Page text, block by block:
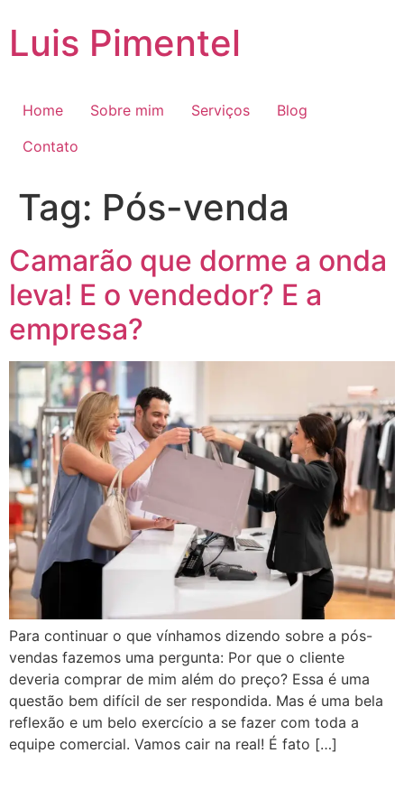
paraLuis Pimentel
Home Sobre mim Serviços
Blog
Contato
Tag: Pós-venda
Camarão que dorme a onda
leva! E o vendedor? E a
empresa?
Para continuar o que vínhamos dizendo sobre a pós-
vendas fazemos uma pergunta: Por que o cliente
deveria comprar de mim além do preço? Essa é uma
questão bem difícil de ser respondida. Mas é uma bela
reflexão e um belo exercício a se fazer com toda a
equipe comercial. Vamos cair na real! É fato […]